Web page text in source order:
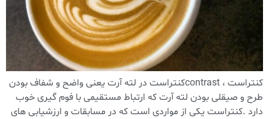
کنتراست ، contrastکنتراست در لته آرت یعنی واضح و شفاف بودن
طرح و صیقلی بودن لته آرت که ارتباط مستقیمی با فوم گیری خوب
دارد .کنتراست یکی از مواردی است که در مسابقات و ارزشیابی های